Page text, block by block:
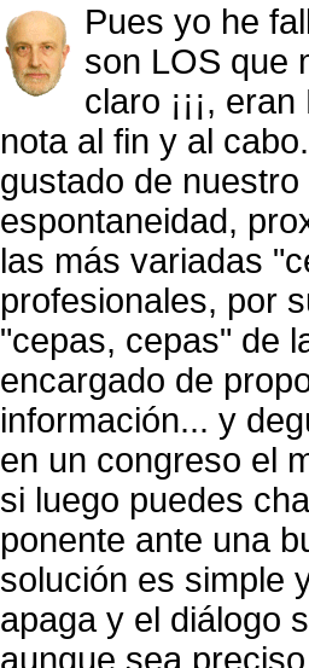
Pues yo he
son LOS que
claro ¡¡¡,
nota al fin y al
gustado de
espontaneidad,
las más variadas
profesionales, por
"cepas, cepas" de
encargado de
información... y
en un congreso el
si luego puedes
ponente ante una
solución es simple
apaga y el diálogo
aunque sea